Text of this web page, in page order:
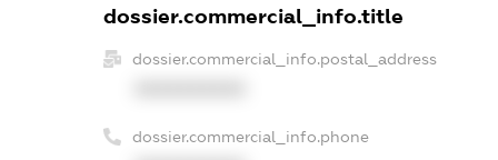
dossier.commercial_info.title
dossier.commercial_info.postal_address
dossier.commercial_info.phone